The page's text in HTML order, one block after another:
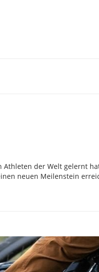
der Welt gelernt
neuen Meilenstein